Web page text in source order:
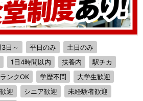
日～ 平日のみ
土日のみ
1日4時間以内 扶養内
駅チカ
ンクOK 学歴不問
大学生歓迎
迎 シニア歓迎
未経験者歓迎